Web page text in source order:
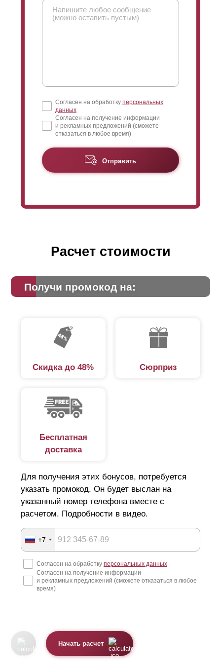
Согласен на обработку персональных
данных
Согласен на получение информации
и рекламных предложений (сможете
отказаться в любое время)
Отправить
Расчет стоимости
Получи промокод на:
Скидка до 48% Сюрприз
Бесплатная
доставка
Для получения этих бонусов, потребуется
указать промокод. Он будет выслан на
указанный номер телефона вместе с
расчетом. Подробности в видео.
+7
Согласен на обработку персональных данных
Согласен на получение информации
и рекламных предложений (сможете отказаться в любое
время)
Начать расчет